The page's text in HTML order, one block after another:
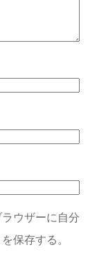
ウザーに自分
保存する。